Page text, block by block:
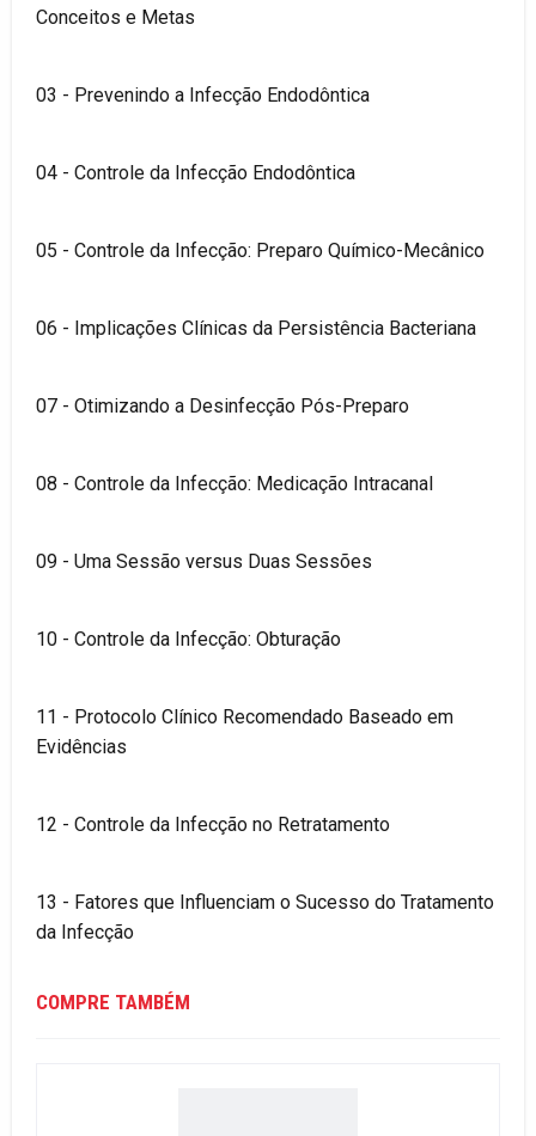
Conceitos e Metas
03 - Prevenindo a Infecção Endodôntica
04 - Controle da Infecção Endodôntica
05 - Controle da Infecção: Preparo Químico-Mecânico
06 - Implicações Clínicas da Persistência Bacteriana
07 - Otimizando a Desinfecção Pós-Preparo
08 - Controle da Infecção: Medicação Intracanal
09 - Uma Sessão versus Duas Sessões
10 - Controle da Infecção: Obturação
11 - Protocolo Clínico Recomendado Baseado em
Evidências
12 - Controle da Infecção no Retratamento
13 - Fatores que Influenciam o Sucesso do Tratamento
da Infecção
COMPRE TAMBÉM